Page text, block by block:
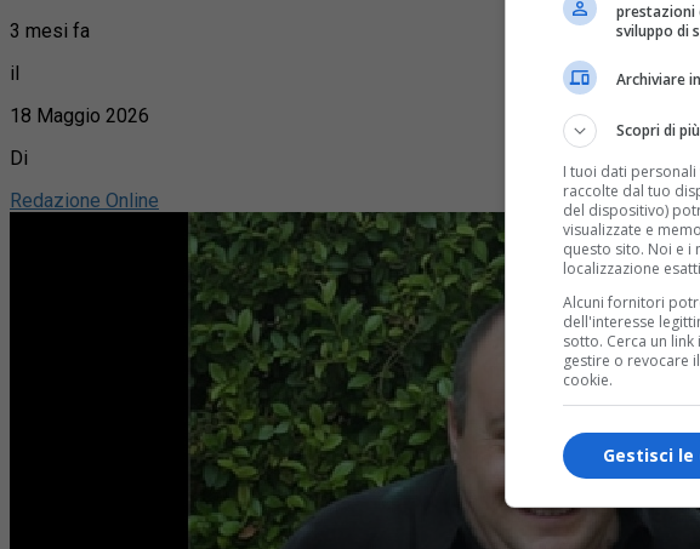
3 mesi fa
il
18 Maggio 2026
Di
Redazione Online
prestazioni
sviluppo di
Archiviare
Scopri di più
I tuoi dati
raccolte dal tuo
del dispositivo)
visualizzate e
questo sito. Noi e
localizzazione
Alcuni fornitori
dell'interesse
sotto. Cerca un
gestire o revocare
cookie.
Gestisci le